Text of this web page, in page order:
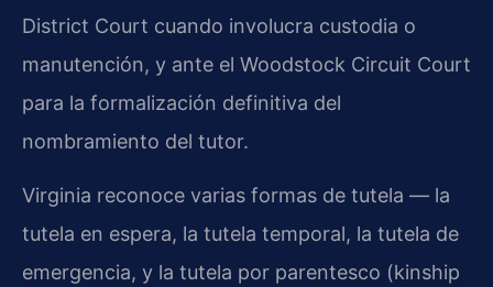
District Court cuando involucra custodia o
manutención, y ante el Woodstock Circuit Court
para la formalización definitiva del
nombramiento del tutor.
Virginia reconoce varias formas de tutela — la
tutela en espera, la tutela temporal, la tutela de
emergencia, y la tutela por parentesco (kinship